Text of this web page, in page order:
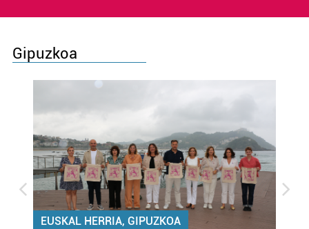
Gipuzkoa
EUSKAL HERRIA, GIPUZKOA